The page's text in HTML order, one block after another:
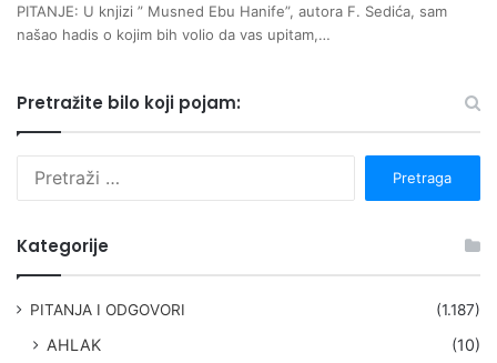
PITANJE: U knjizi ” Musned Ebu Hanife”, autora F. Sedića, sam
našao hadis o kojim bih volio da vas upitam,…
Pretražite bilo koji pojam:
Kategorije
PITANJA I ODGOVORI (1.187)
AHLAK
(10)